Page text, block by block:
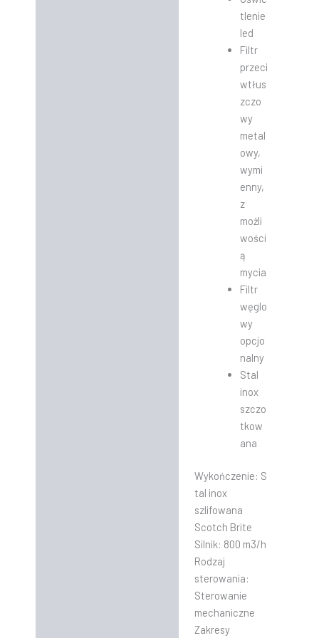
tlenie
led
Filtr
przeci
wtłus
zczo
wy
metal
owy,
wymi
enny,
z
możli
wości
ą
mycia
Filtr
węglo
wy
opcjo
nalny
Stal
inox
szczo
tkow
ana
Wykończenie: S
tal inox
szlifowana
Scotch Brite
Silnik: 800 m3/h
Rodzaj
sterowania:
Sterowanie
mechaniczne
Zakresy